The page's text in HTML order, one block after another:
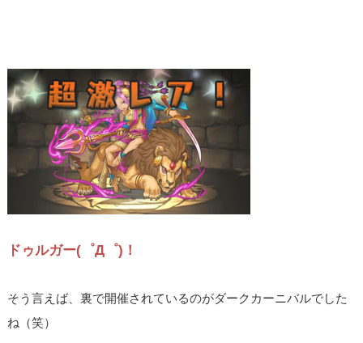
ドゥルガー(゜Д゜)！
そう言えば、裏で開催されているのがダークカーニバルでした
ね（笑）